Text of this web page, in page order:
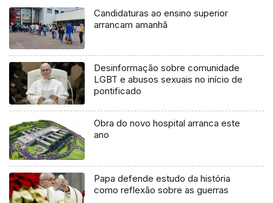
Candidaturas ao ensino superior
arrancam amanhã
Desinformação sobre comunidade
LGBT e abusos sexuais no início de
pontificado
Obra do novo hospital arranca este
ano
Papa defende estudo da história
como reflexão sobre as guerras